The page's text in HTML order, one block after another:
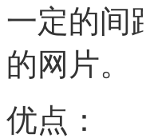
一定的间
的网片。
优点：